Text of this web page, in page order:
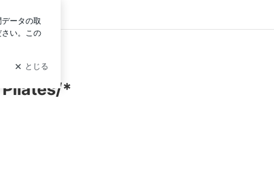
イン
Pilates/*